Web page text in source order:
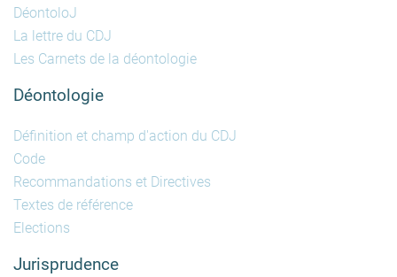
DéontoloJ
La lettre du CDJ
Les Carnets de la déontologie
Déontologie
Définition et champ d'action du CDJ
Code
Recommandations et Directives
Textes de référence
Elections
Jurisprudence